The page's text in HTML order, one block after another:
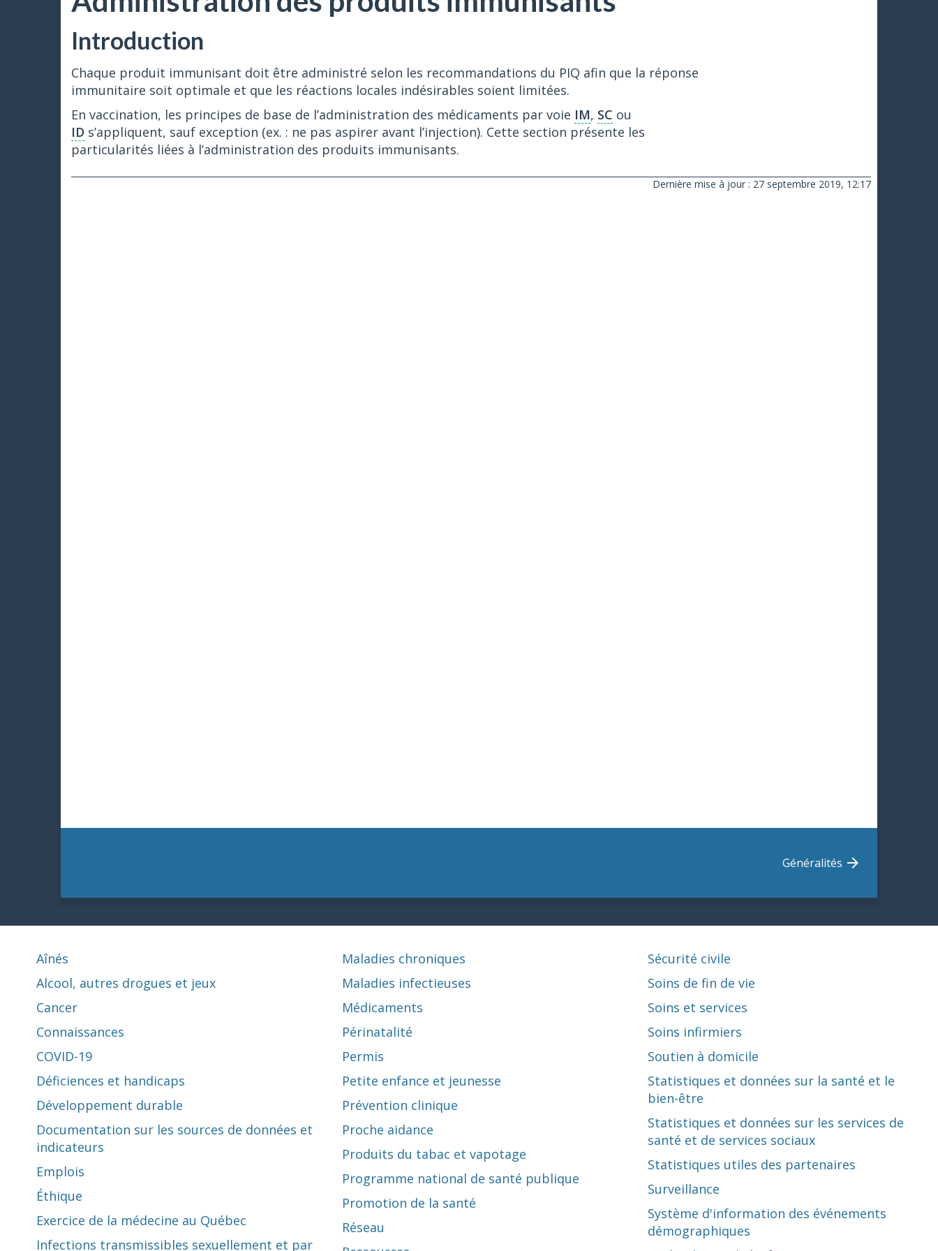
Introduction
Chaque produit immunisant doit être administré selon les recommandations du PIQ afin que la réponse
immunitaire soit optimale et que les réactions locales indésirables soient limitées.
En vaccination, les principes de base de l’administration des médicaments par voie IM, SC ou
ID s’appliquent, sauf exception (ex. : ne pas aspirer avant l’injection). Cette section présente les
particularités liées à l’administration des produits immunisants.
Dernière mise à jour : 27 septembre 2019, 12:17
Généralités
Aînés
Alcool, autres drogues et jeux
Cancer
Connaissances
COVID-19
Déficiences et handicaps
Développement durable
Documentation sur les sources de données et
indicateurs
Emplois
Éthique
Exercice de la médecine au Québec
Infections transmissibles sexuellement et par
Maladies chroniques
Maladies infectieuses
Médicaments
Périnatalité
Permis
Petite enfance et jeunesse
Prévention clinique
Proche aidance
Produits du tabac et vapotage
Programme national de santé publique
Promotion de la santé
Réseau
Sécurité civile
Soins de fin de vie
Soins et services
Soins infirmiers
Soutien à domicile
Statistiques et données sur la santé et le
bien-être
Statistiques et données sur les services de
santé et de services sociaux
Statistiques utiles des partenaires
Surveillance
Système d'information des événements
démographiques